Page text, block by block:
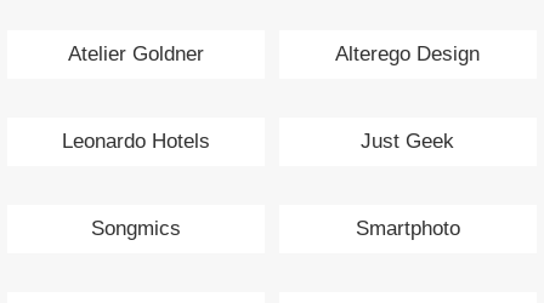
Atelier Goldner Alterego Design
Leonardo Hotels Just Geek
Songmics Smartphoto